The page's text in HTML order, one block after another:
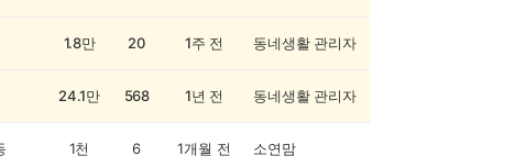
1.8만 20 1주 전 동네생활 관리자
24.1만 568 1년 전 동네생활 관리자
1천 6 1개월 전 소연맘